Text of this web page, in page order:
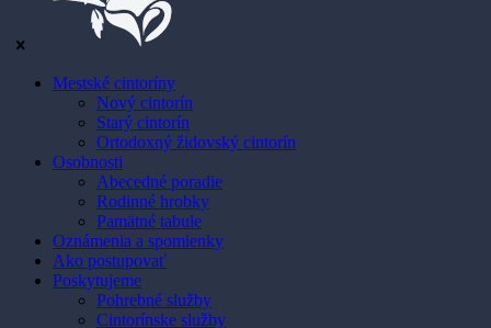
Mestské cintoríny
Nový cintorín
Starý cintorín
Ortodoxný židovský cintorín
Osobnosti
Abecedné poradie
Rodinné hrobky
Pamätné tabule
Oznámenia a spomienky
Ako postupovať
Poskytujeme
Pohrebné služby
Cintorínske služby